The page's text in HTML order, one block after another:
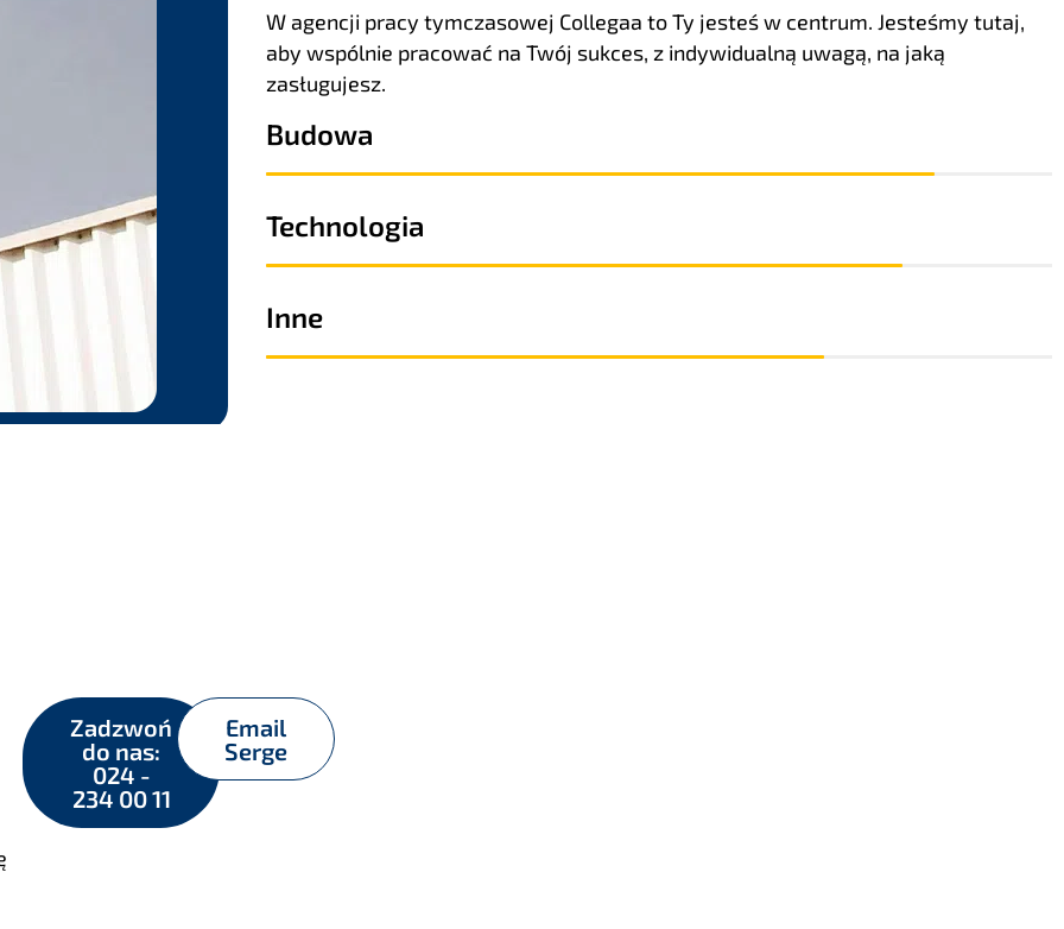
W agencji pracy tymczasowej Collegaa to Ty jesteś w centrum. Jesteśmy tutaj,
aby wspólnie pracować na Twój sukces, z indywidualną uwagą, na jaką
zasługujesz.
Budowa
Technologia
Inne
Zadzwoń
do nas:
024 -
234 00 11
Email
Serge